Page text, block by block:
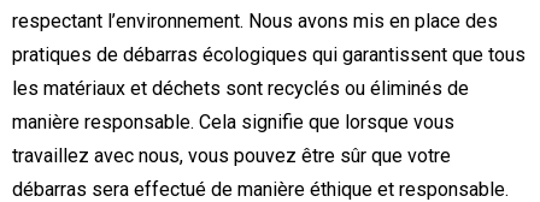
respectant l’environnement. Nous avons mis en place des
pratiques de débarras écologiques qui garantissent que tous
les matériaux et déchets sont recyclés ou éliminés de
manière responsable. Cela signifie que lorsque vous
travaillez avec nous, vous pouvez être sûr que votre
débarras sera effectué de manière éthique et responsable.